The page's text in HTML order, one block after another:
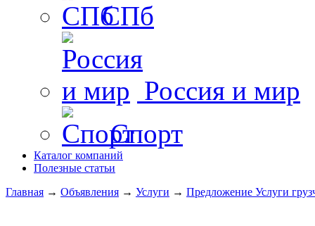
СПб
Россия и мир
Спорт
Каталог компаний
Полезные статьи
Главная → Объявления → Услуги → Предложение Услуги